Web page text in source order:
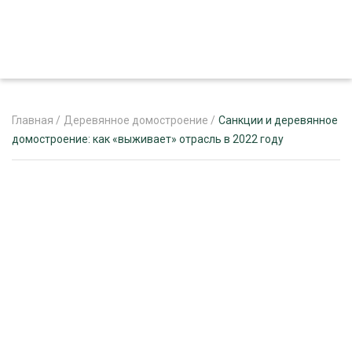
Главная / Деревянное домостроение / Санкции и деревянное
домостроение: как «выживает» отрасль в 2022 году